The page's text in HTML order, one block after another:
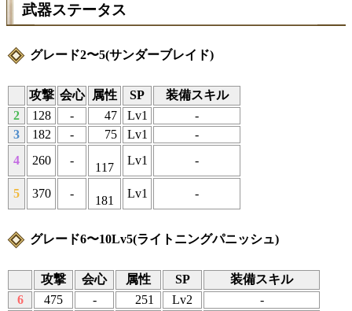
武器ステータス
グレード2〜5(サンダーブレイド)
攻撃 会心 属性 SP
装備スキル
2
128 - 47 Lv1
-
3
182 - 75 Lv1
-
4
260 -
117
Lv1 -
5 370 -
181
Lv1 -
グレード6〜10Lv5(ライトニングパニッシュ)
攻撃 会心 属性 SP
装備スキル
6
475 - 251 Lv2
-